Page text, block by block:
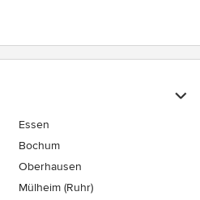
Essen
Bochum
Oberhausen
Mülheim (Ruhr)